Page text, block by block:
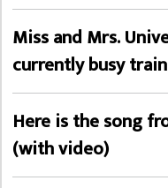
Miss and Mrs.
currently busy
Here is the song
(with video)